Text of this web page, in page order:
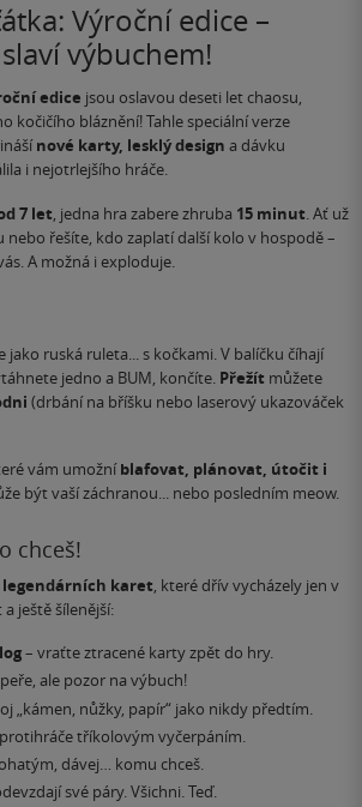
Výroční edice –
výbuchem!
edice jsou oslavou deseti let chaosu,
kočičího bláznění! Tahle speciální verze
nové karty, lesklý design a dávku
i nejotrlejšího hráče.
7 let, jedna hra zabere zhruba 15 minut. Ať už
řešíte, kdo zaplatí další kolo v hospodě –
A možná i exploduje.
jako ruská ruleta... s kočkami. V balíčku číhají
jedno a BUM, končíte. Přežít můžete
(drbání na bříšku nebo laserový ukazováček
vám umožníblafovat, plánovat, útočit i
být vaší záchranou... nebo posledním meow.
chceš!
legendárních karet, které dřív vycházely jen v
ještě šílenější:
– vraťte ztracené karty zpět do hry.
ale pozor na výbuch!
„kámen, nůžky, papír“ jako nikdy předtím.
tříkolovým vyčerpáním.
dávej… komu chceš.
své páry. Všichni. Teď.